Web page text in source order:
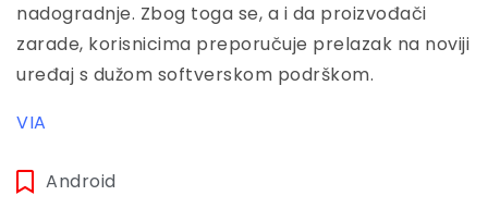
nadogradnje. Zbog toga se, a i da proizvođači
zarade, korisnicima preporučuje prelazak na noviji
uređaj s dužom softverskom podrškom.
VIA
Android